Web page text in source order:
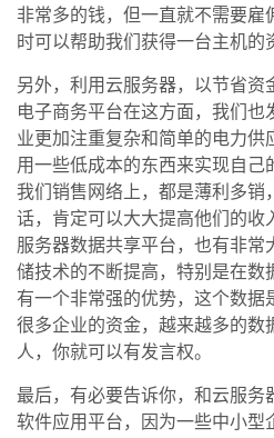
非常多的钱，但一直就不需要雇
时可以帮助我们获得一台主机的
另外，利用云服务器，以节省资
电子商务平台在这方面，我们
业更加注重复杂和简单的电力供
用一些低成本的东西来实现自己
我们销售网络上，都是薄利多销
话，肯定可以大大提高他们的收
服务器数据共享平台，也有非常
储技术的不断提高，特别是在数
有一个非常强的优势，这个数据
很多企业的资金，越来越多的数
人，你就可以有发言权。
最后，有必要告诉你，和云服务
软件应用平台，因为一些中小型